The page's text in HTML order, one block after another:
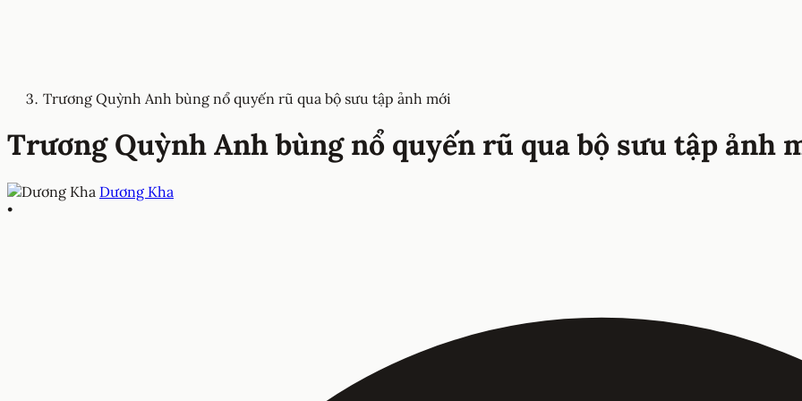
Trương Quỳnh Anh bùng nổ quyến rũ qua bộ sưu tập ảnh mới
Trương Quỳnh Anh bùng nổ quyến rũ qua bộ sưu tập ảnh
Dương Kha
•